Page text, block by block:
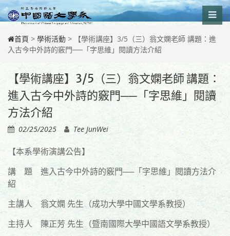
Skip
to
content
首頁 > 學術活動 >
【學術講座】3/5（三）翁文嫻老師 講題：進
入古今中外詩的竅門──「字思維」閱讀方法介紹
【學術講座】3/5（三）翁文嫻老師 講題：
進入古今中外詩的竅門──「字思維」閱讀
方法介紹
02/25/2025 Tee JunWei
【本系學術演講公告】
講 題 進入古今中外詩的竅門──「字思維」閱讀方法介
紹
主講人 翁文嫻 先生（成功大學中國文學系教授）
主持人 陳正芳 先生（暨南國際大學中國語文學系教授）